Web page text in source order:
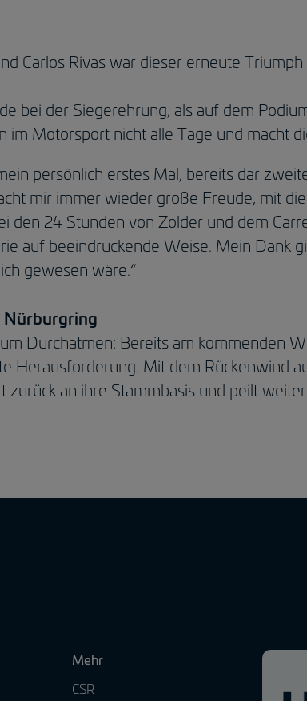
Carlos Rivas war dieser erneute
bei der Siegerehrung, als auf dem
Motorsport nicht alle Tage und macht
persönlich erstes Mal, bereits dar
mir immer wieder große Freude, mit
den 24 Stunden von Zolder und dem
auf beeindruckende Weise. Mein Dank
gewesen wäre.“
Nürburgring
Durchatmen: Bereits am kommenden
Herausforderung. Mit dem Rückenwind
an ihre Stammbasis und peilt
Mehr
CSR